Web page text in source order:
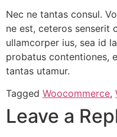
Nec ne tantas consul.
ne est, ceteros senserit
ullamcorper ius, sea id
probatus contentiones,
tantas utamur.
Tagged Woocommerce,
Leave a